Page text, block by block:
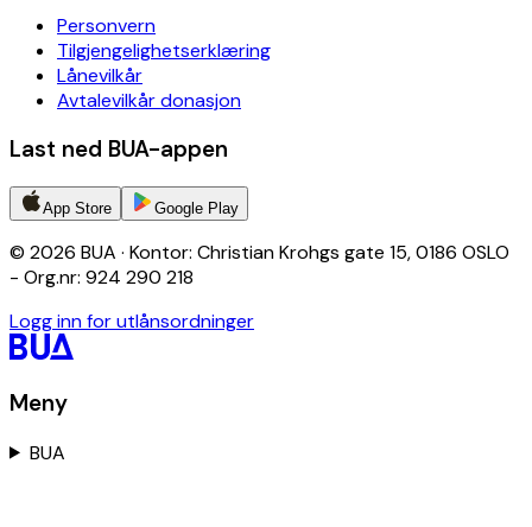
Personvern
Tilgjengelighetserklæring
Lånevilkår
Avtalevilkår donasjon
Last ned BUA-appen
App Store Google Play
© 2026 BUA · Kontor: Christian Krohgs gate 15, 0186 OSLO
- Org.nr: 924 290 218
Logg inn for utlånsordninger
Meny
BUA